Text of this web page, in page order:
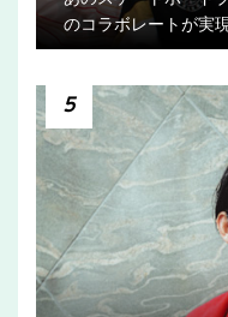
のコラボレートが実現
5